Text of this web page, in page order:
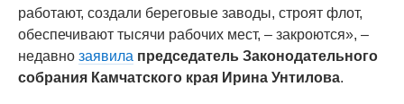
работают, создали береговые заводы, строят флот,
обеспечивают тысячи рабочих мест, – закроются», –
недавно заявила председатель Законодательного
собрания Камчатского края Ирина Унтилова.